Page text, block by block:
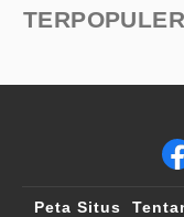
TERPOPULER
Peta Situs